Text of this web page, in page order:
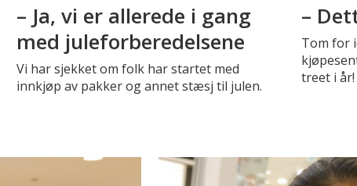
– Ja, vi er allerede i gang
med juleforberedelsene
Vi har sjekket om folk har startet med
innkjøp av pakker og annet stæsj til julen.
–
Tom for
treet i år!